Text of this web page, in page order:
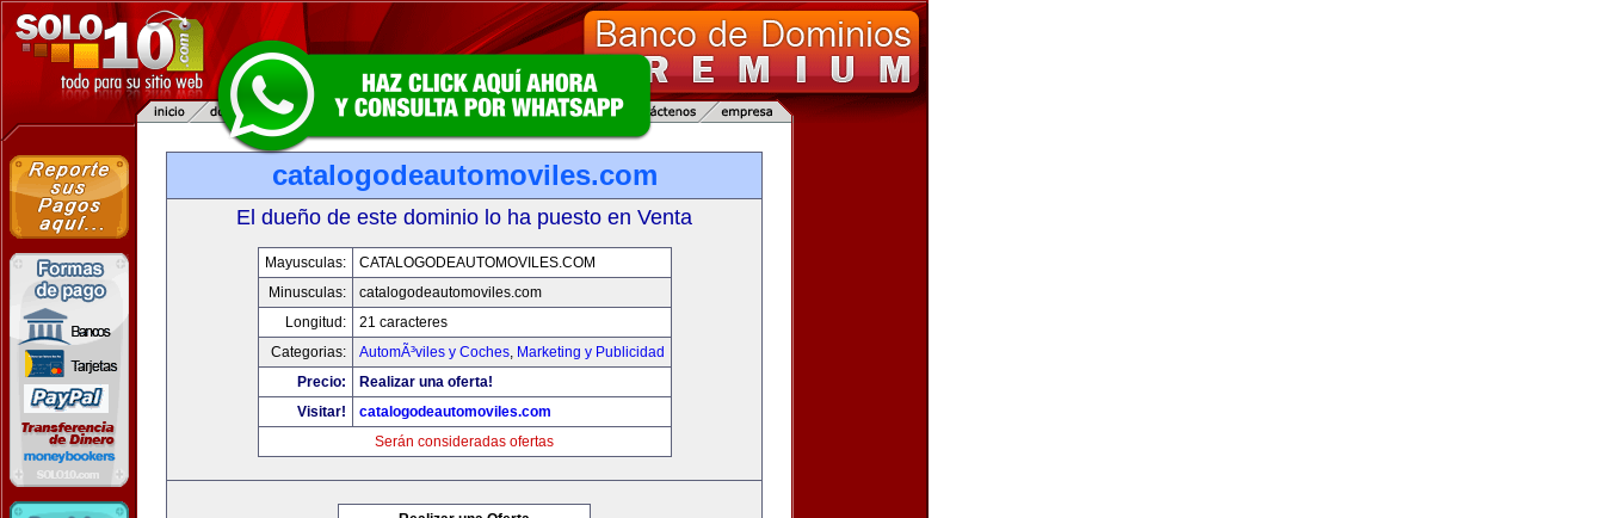
catalogodeautomoviles.com
El dueño de este dominio lo ha puesto en Venta
Mayusculas:
CATALOGODEAUTOMOVILES.COM
Minusculas:
catalogodeautomoviles.com
Longitud:
21 caracteres
Categorias:
AutomÃ³viles y Coches, Marketing y Publicidad
Precio:
Realizar una oferta!
Visitar!
catalogodeautomoviles.com
Serán consideradas ofertas